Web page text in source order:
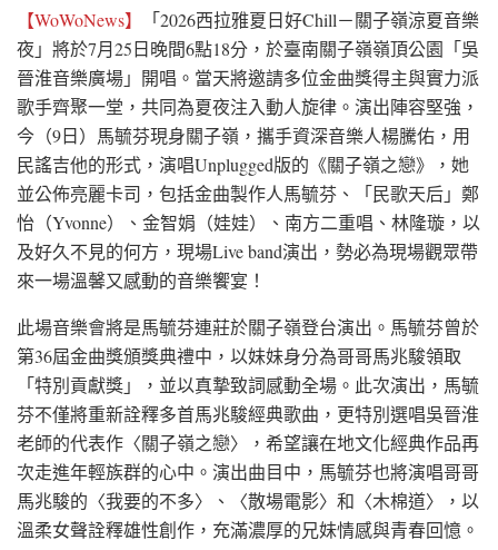
【WoWoNews】
「2026西拉雅夏日好Chill－關子嶺涼夏音樂
夜」將於7月25日晚間6點18分，於臺南關子嶺嶺頂公園「吳
晉淮音樂廣場」開唱。當天將邀請多位金曲獎得主與實力派
歌手齊聚一堂，共同為夏夜注入動人旋律。演出陣容堅強，
今（9日）馬毓芬現身關子嶺，攜手資深音樂人楊騰佑，用
民謠吉他的形式，演唱Unplugged版的《關子嶺之戀》，她
並公佈亮麗卡司，包括金曲製作人馬毓芬、「民歌天后」鄭
怡（Yvonne）、金智娟（娃娃）、南方二重唱、林隆璇，以
及好久不見的何方，現場Live band演出，勢必為現場觀眾帶
來一場溫馨又感動的音樂饗宴！
此場音樂會將是馬毓芬連莊於關子嶺登台演出。馬毓芬曾於
第36屆金曲獎頒獎典禮中，以妹妹身分為哥哥馬兆駿領取
「特別貢獻獎」，並以真摯致詞感動全場。此次演出，馬毓
芬不僅將重新詮釋多首馬兆駿經典歌曲，更特別選唱吳晉淮
老師的代表作〈關子嶺之戀〉，希望讓在地文化經典作品再
次走進年輕族群的心中。演出曲目中，馬毓芬也將演唱哥哥
馬兆駿的〈我要的不多〉、〈散場電影〉和〈木棉道〉，以
溫柔女聲詮釋雄性創作，充滿濃厚的兄妹情感與青春回憶。